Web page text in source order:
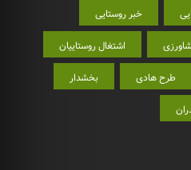
خبر روستایی
اشتغال روستاییان
طرح هادی بخشدار